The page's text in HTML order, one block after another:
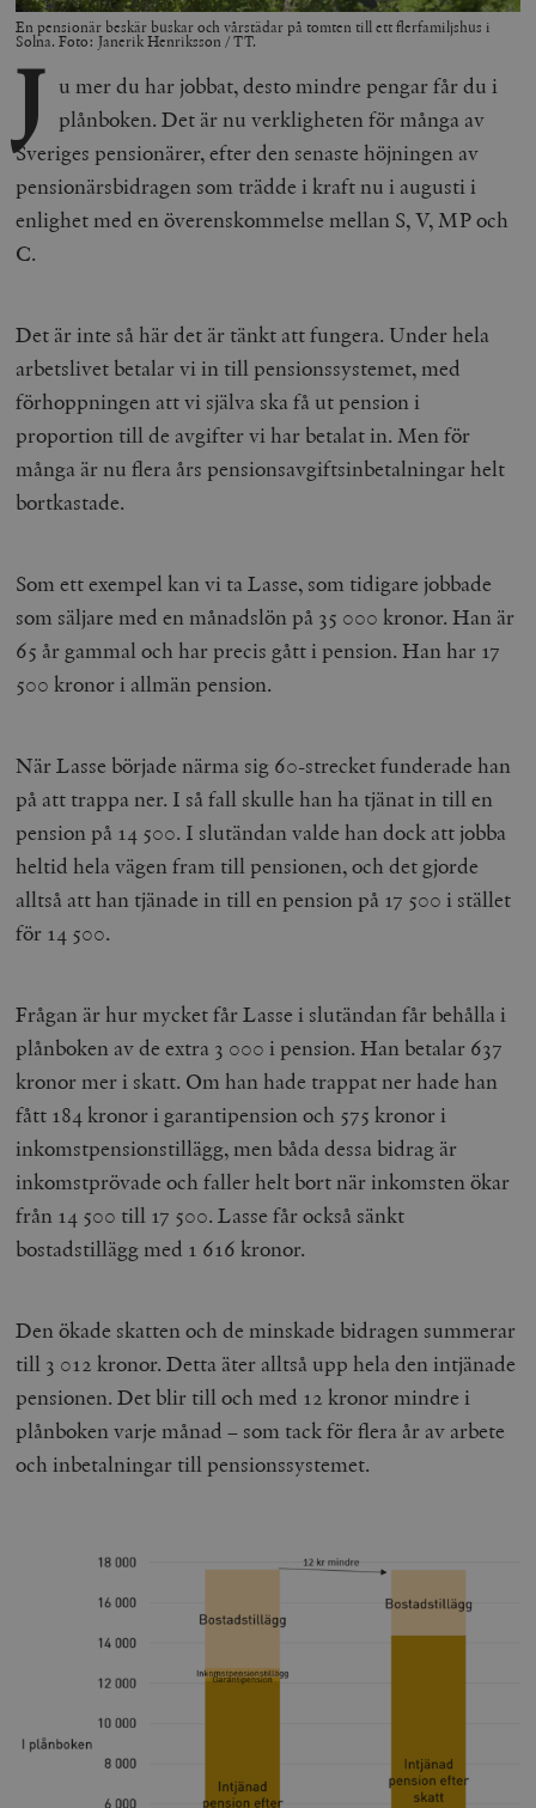
En pensionär beskär buskar och vårstädar på tomten till ett flerfamiljshus i
Solna. Foto: Janerik Henriksson / TT.
J u mer du har jobbat, desto mindre pengar får du i
plånboken. Det är nu verkligheten för många av
Sveriges pensionärer, efter den senaste höjningen av
pensionärsbidragen som trädde i kraft nu i augusti i
enlighet med en överenskommelse mellan S, V, MP och
C.
Det är inte så här det är tänkt att fungera. Under hela
arbetslivet betalar vi in till pensionssystemet, med
förhoppningen att vi själva ska få ut pension i
proportion till de avgifter vi har betalat in. Men för
många är nu flera års pensionsavgiftsinbetalningar helt
bortkastade.
Som ett exempel kan vi ta Lasse, som tidigare jobbade
som säljare med en månadslön på 35 000 kronor. Han är
65 år gammal och har precis gått i pension. Han har 17
500 kronor i allmän pension.
När Lasse började närma sig 60-strecket funderade han
på att trappa ner. I så fall skulle han ha tjänat in till en
pension på 14 500. I slutändan valde han dock att jobba
heltid hela vägen fram till pensionen, och det gjorde
alltså att han tjänade in till en pension på 17 500 i stället
för 14 500.
Frågan är hur mycket får Lasse i slutändan får behålla i
plånboken av de extra 3 000 i pension. Han betalar 637
kronor mer i skatt. Om han hade trappat ner hade han
fått 184 kronor i garantipension och 575 kronor i
inkomstpensionstillägg, men båda dessa bidrag är
inkomstprövade och faller helt bort när inkomsten ökar
från 14 500 till 17 500. Lasse får också sänkt
bostadstillägg med 1 616 kronor.
Den ökade skatten och de minskade bidragen summerar
till 3 012 kronor. Detta äter alltså upp hela den intjänade
pensionen. Det blir till och med 12 kronor mindre i
plånboken varje månad – som tack för flera år av arbete
och inbetalningar till pensionssystemet.